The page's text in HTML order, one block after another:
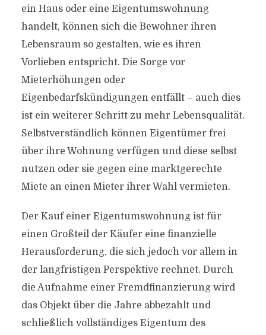
ein Haus oder eine Eigentumswohnung
handelt, können sich die Bewohner ihren
Lebensraum so gestalten, wie es ihren
Vorlieben entspricht. Die Sorge vor
Mieterhöhungen oder
Eigenbedarfskündigungen entfällt – auch dies
ist ein weiterer Schritt zu mehr Lebensqualität.
Selbstverständlich können Eigentümer frei
über ihre Wohnung verfügen und diese selbst
nutzen oder sie gegen eine marktgerechte
Miete an einen Mieter ihrer Wahl vermieten.
Der Kauf einer Eigentumswohnung ist für
einen Großteil der Käufer eine finanzielle
Herausforderung, die sich jedoch vor allem in
der langfristigen Perspektive rechnet. Durch
die Aufnahme einer Fremdfinanzierung wird
das Objekt über die Jahre abbezahlt und
schließlich vollständiges Eigentum des